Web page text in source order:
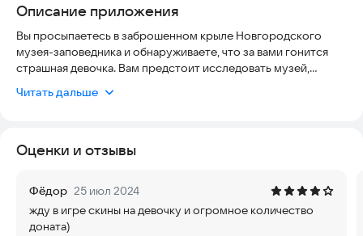
Описание приложения
Вы просыпаетесь в заброшенном крыле Новгородского
музея-заповедника и обнаруживаете, что за вами гонится
страшная девочка. Вам предстоит исследовать музей,
существом. Собирайте предметы и используйте их для
Читать дальше
Оценки и отзывы
Фёдор 25 июл 2024
жду в игре скины на девочку и огромное количество
доната)